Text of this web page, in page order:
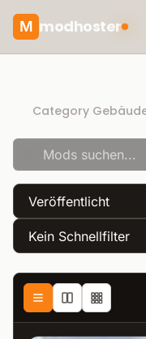
M modhoster
Category